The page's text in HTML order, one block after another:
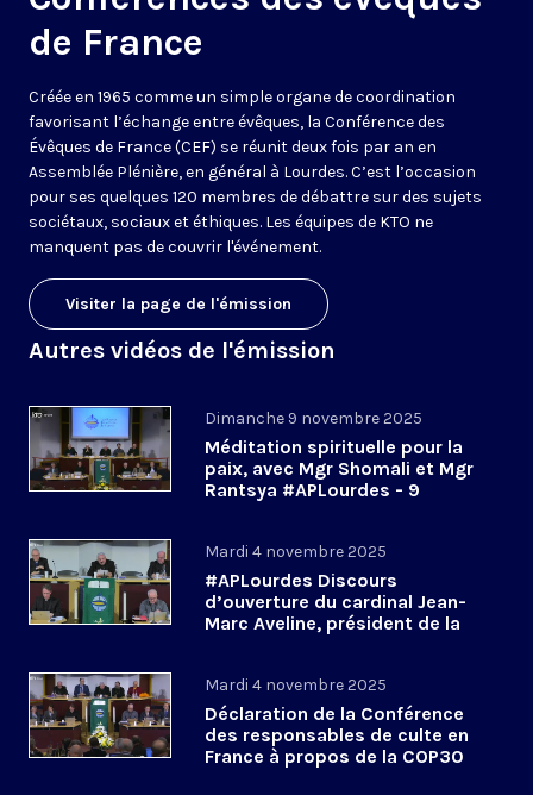
de France
Créée en 1965 comme un simple organe de coordination
favorisant l’échange entre évêques, la Conférence des
Évêques de France (CEF) se réunit deux fois par an en
Assemblée Plénière, en général à Lourdes. C’est l’occasion
pour ses quelques 120 membres de débattre sur des sujets
sociétaux, sociaux et éthiques. Les équipes de KTO ne
manquent pas de couvrir l'événement.
Visiter la page de l'émission
Autres vidéos de l'émission
Dimanche 9 novembre 2025
Méditation spirituelle pour la
paix, avec Mgr Shomali et Mgr
Rantsya #APLourdes - 9
Mardi 4 novembre 2025
#APLourdes Discours
d’ouverture du cardinal Jean-
Marc Aveline, président de la
Mardi 4 novembre 2025
Déclaration de la Conférence
des responsables de culte en
France à propos de la COP30